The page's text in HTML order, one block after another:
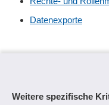
Datenexporte
Weitere spezifische